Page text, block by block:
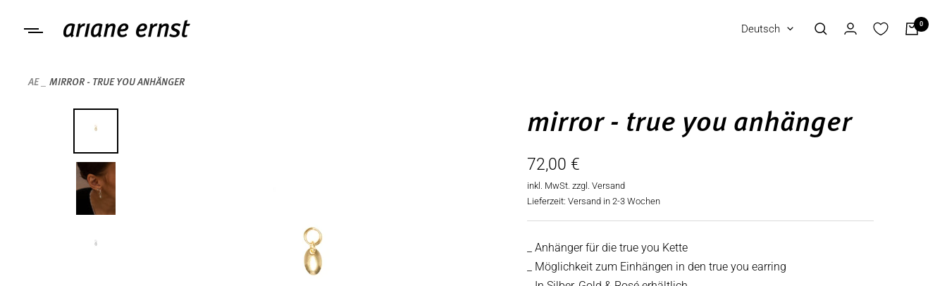
Ariane
Sprache
Deutsch 0
AE MIRROR - TRUE YOU ANHÄNGER
mirror - true you anhänger
Angebotspreis
72,00 €
inkl. MwSt. zzgl.Versand
Lieferzeit: Versand in 2-3 Wochen
_ Anhänger für die true you Kette
_ Möglichkeit zum Einhängen in den true you earring